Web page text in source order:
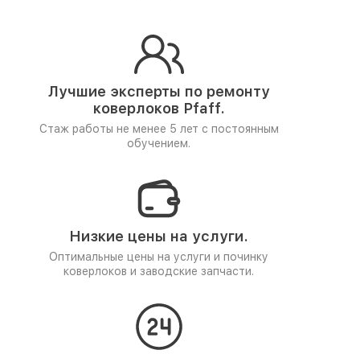
Лучшие эксперты по ремонту
коверлоков Pfaff.
Стаж работы не менее 5 лет с постоянным
обучением.
Низкие цены на услуги.
Оптимальные цены на услуги и починку
коверлоков и заводские запчасти.